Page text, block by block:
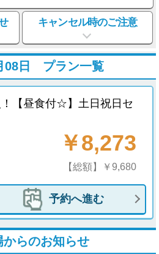
キャンセル時のご注意
08日 プラン一覧
【昼食付☆】土日祝日セ
￥8,273
【総額】￥9,680
予約へ進む
からのお知らせ